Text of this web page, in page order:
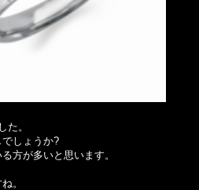
た。
しょうか?
方が多いと思います。
。